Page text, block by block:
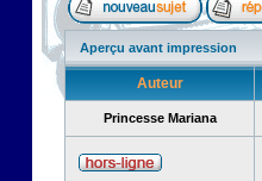
Aperçu avant impression
Auteur
Princesse Mariana